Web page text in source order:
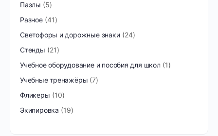
Пазлы
5
Разное 41
Светофоры и дорожные знаки
24
Стенды
21
Учебное оборудование и пособия для школ 1
Учебные тренажёры 7
Фликеры
10
Экипировка
19